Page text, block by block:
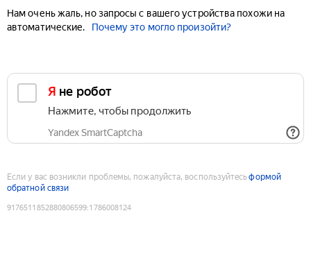
Нам очень жаль, но запросы с вашего устройства похожи на
автоматические.
Почему это могло произойти?
Я не робот
Нажмите, чтобы продолжить
Yandex SmartCaptcha
Если у вас возникли проблемы, пожалуйста, воспользуйтесьформой
обратной связи
9176511852880806599:1786008124